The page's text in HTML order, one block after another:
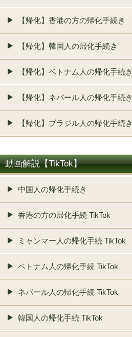
【帰化】香港の方の帰化手続き
【帰化】韓国人の帰化手続き
【帰化】ベトナム人の帰化手続き
【帰化】ネパール人の帰化手続き
【帰化】ブラジル人の帰化手続き
動画解説【TikTok】
中国人の帰化手続き
香港の方の帰化手続 TikTok
ミャンマー人の帰化手続 TikTok
ベトナム人の帰化手続 TikTok
ネパール人の帰化手続 TikTok
韓国人の帰化手続 TikTok